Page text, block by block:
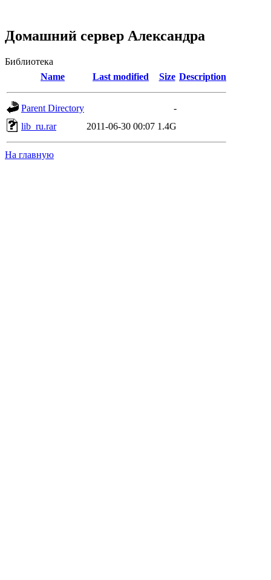
Домашний сервер Александра
Библиотека
Name
Last modified Size Description
Parent Directory
-
lib_ru.rar
2011-06-30 00:07 1.4G
На главную